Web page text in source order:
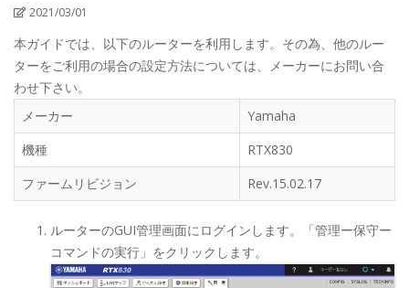
2021/03/01
本ガイドでは、以下のルーターを利用します。その為、他のルー
ターをご利用の場合の設定方法については、メーカーにお問い合
わせ下さい。
メーカー
Yamaha
機種
RTX830
ファームリビジョン
Rev.15.02.17
ルーターのGUI管理画面にログインします。「管理ー保守ー
コマンドの実行」をクリックします。